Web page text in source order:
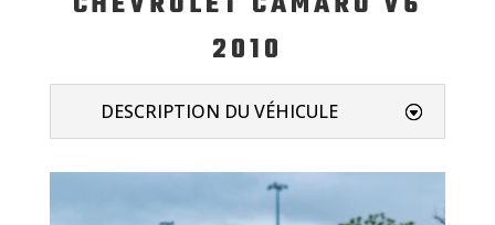
2010
DESCRIPTION DU VÉHICULE